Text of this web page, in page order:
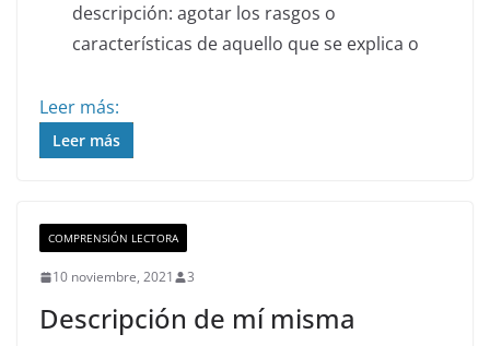
descripción: agotar los rasgos o
características de aquello que se explica o
Leer más:
Leer más
COMPRENSIÓN LECTORA
10 noviembre, 2021 3
Descripción de mí misma